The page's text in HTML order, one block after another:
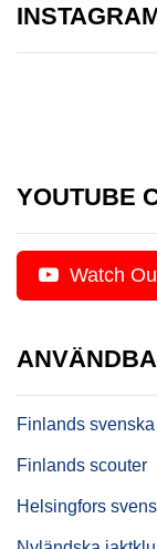
YOUTUBE
Watch
Finlands
Finlands scouter
Helsingfors